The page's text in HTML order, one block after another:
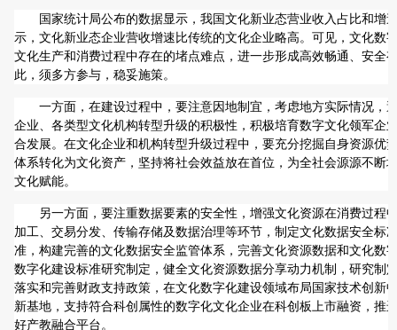
国家统计局公布的数据显示，我国文化新业态营业收入占比和增
示，文化新业态企业营收增速比传统的文化企业略高。可见，文化数
文化生产和消费过程中存在的堵点难点，进一步形成高效畅通、安全
此，须多方参与，稳妥施策。
一方面，在建设过程中，要注意因地制宜，考虑地方实际情况，
企业、各类型文化机构转型升级的积极性，积极培育数字文化领军企
合发展。在文化企业和机构转型升级过程中，要充分挖掘自身资源优
体系转化为文化资产，坚持将社会效益放在首位，为全社会源源不断
文化赋能。
另一方面，要注重数据要素的安全性，增强文化资源在消费过程
加工、交易分发、传输存储及数据治理等环节，制定文化数据安全标
准，构建完善的文化数据安全监管体系，完善文化资源数据和文化数
数字化建设标准研究制定，健全文化资源数据分享动力机制，研究制
落实和完善财政支持政策，在文化数字化建设领域布局国家技术创新
新基地，支持符合科创属性的数字化文化企业在科创板上市融资，推
好产教融合平台。